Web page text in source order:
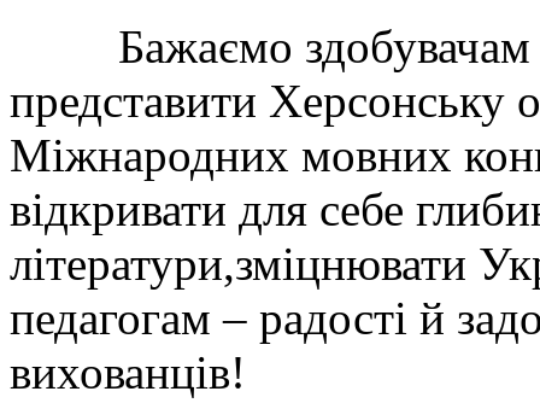
Бажаємо здобувачам
представити Херсонську
Міжнародних мовних
відкривати для себе
літератури,зміцнювати
педагогам – радості й
вихованців!